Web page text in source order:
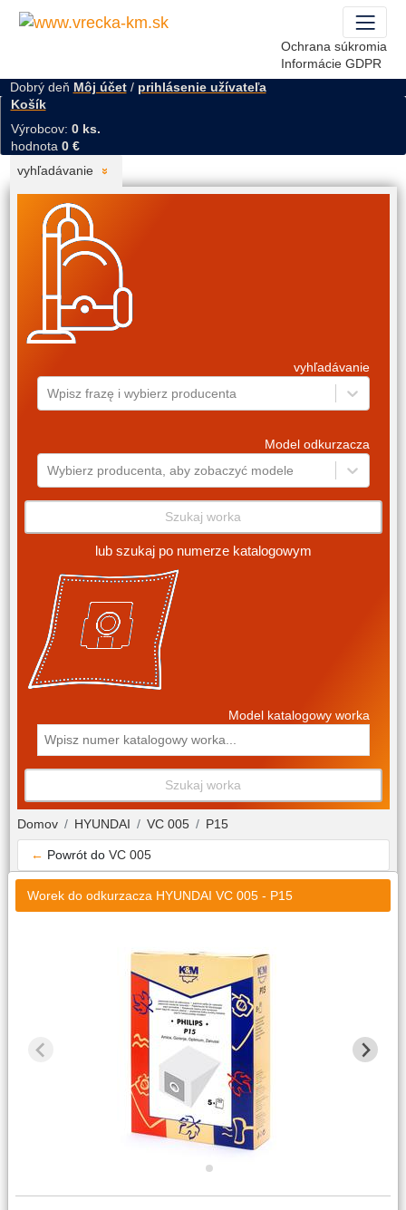
Ochrana súkromia
Informácie GDPR
Dobrý deň Môj účet/ prihlásenie užívateľa
Košík
Výrobcov: 0 ks.
hodnota 0 €
vyhľadávanie
vyhľadávanie
Wpisz frazę i wybierz producenta
Model odkurzacza
Wybierz producenta, aby zobaczyć modele
Szukaj worka
lub szukaj po numerze katalogowym
Model katalogowy worka
Szukaj worka
Domov HYUNDAI VC 005 P15
← Powrót do VC 005
Worek do odkurzacza HYUNDAI VC 005 - P15